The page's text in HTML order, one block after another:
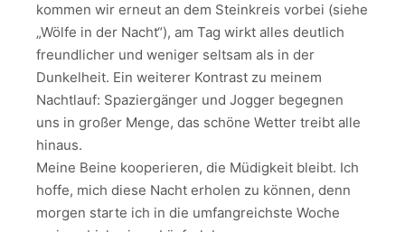
kommen wir erneut an dem Steinkreis vorbei (siehe
„Wölfe in der Nacht“), am Tag wirkt alles deutlich
freundlicher und weniger seltsam als in der
Dunkelheit. Ein weiterer Kontrast zu meinem
Nachtlauf: Spaziergänger und Jogger begegnen
uns in großer Menge, das schöne Wetter treibt alle
hinaus.
Meine Beine kooperieren, die Müdigkeit bleibt. Ich
hoffe, mich diese Nacht erholen zu können, denn
morgen starte ich in die umfangreichste Woche